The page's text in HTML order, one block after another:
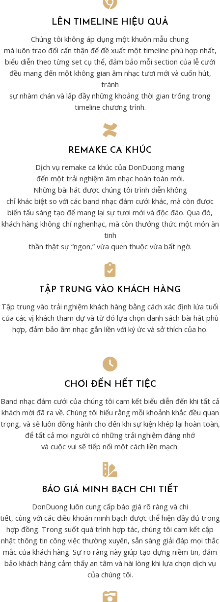
LÊN TIMELINE HIỆU QUẢ
Chúng tôi không áp dụng một khuôn mẫu chung
mà luôn trao đổi cẩn thận để đề xuất một timeline phù hợp nhất,
biểu diễn theo từng set cụ thể, đảm bảo mỗi section của lễ cưới
đều mang đến một không gian âm nhạc tươi mới và cuốn hút,
tránh
sự nhàm chán và lấp đầy những khoảng thời gian trống trong
timeline chương trình.
REMAKE CA KHÚC
Dịch vụ remake ca khúc của DonDuong mang
đến một trải nghiệm âm nhạc hoàn toàn mới.
Những bài hát được chúng tôi trình diễn không
chỉ khác biệt so với các band nhạc đám cưới khác, mà còn được
biến tấu sáng tạo để mang lại sự tươi mới và độc đáo. Qua đó,
khách hàng không chỉ nghenhạc, mà còn thưởng thức một món ăn
tinh
thần thật sự “ngon,” vừa quen thuộc vừa bất ngờ.
TẬP TRUNG VÀO KHÁCH HÀNG
Tập trung vào trải nghiệm khách hàng bằng cách xác định lứa tuổi
của các vị khách tham dự và từ đó lựa chọn danh sách bài hát phù
hợp, đảm bảo âm nhạc gắn liền với ký ức và sở thích của họ.
CHƠI ĐẾN HẾT TIỆC
Band nhạc đám cưới của chúng tôi cam kết biểu diễn đến khi tất cả
khách mời đã ra về. Chúng tôi hiểu rằng mỗi khoảnh khắc đều quan
trọng, và sẽ luôn đồng hành cho đến khi sự kiện khép lại hoàn toàn,
để tất cả mọi người có những trải nghiệm đáng nhớ
và cuộc vui sẽ tiếp nối một cách liền mạch.
BÁO GIÁ MINH BẠCH CHI TIẾT
DonDuong luôn cung cấp báo giá rõ ràng và chi
tiết, cùng với các điều khoản minh bạch được thể hiện đầy đủ trong
hợp đồng. Trong suốt quá trình hợp tác, chúng tôi cam kết cập
nhật thông tin công việc thường xuyên, sẵn sàng giải đáp mọi thắc
mắc của khách hàng. Sự rõ ràng này giúp tạo dựng niềm tin, đảm
bảo khách hàng cảm thấy an tâm và hài lòng khi lựa chọn dịch vụ
của chúng tôi.